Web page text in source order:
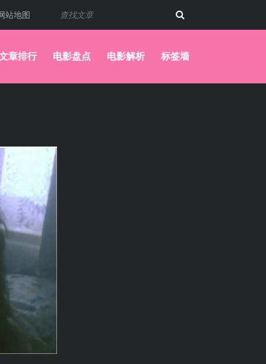
站地图
章排行 电影盘点 电影解析 标签墙